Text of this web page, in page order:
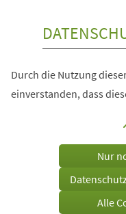
Durch die Nutzung
einverstanden, dass
Nur
Alle